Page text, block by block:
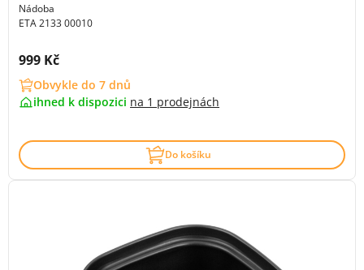
Nádoba
ETA 2133 00010
Cena s DPH:
999 Kč
Obvykle do 7 dnů
ihned k dispozici na 1 prodejnách
Do košíku